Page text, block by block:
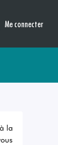
Me connecter
la